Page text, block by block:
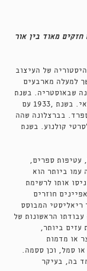
מאוד בין אור
של העיצוב
למעלה מארבעים
ליד וינה שבאוסטריה. בשנת
1926 עבר לברלין, שם למד גרפיקה ועבד כגרפיקאי. בשנת ,1933 עם
בברצלונה שהה
קולנוע. בשנת
עטיפות ספרים,
עמו ביותר הוא
אותו לרשימת
חוזרים
ריאליסטי המבוסס
הראשונות של
עזים ביותר,
או מדמות
סמל, וכן ססמה.
בה, בעיקר